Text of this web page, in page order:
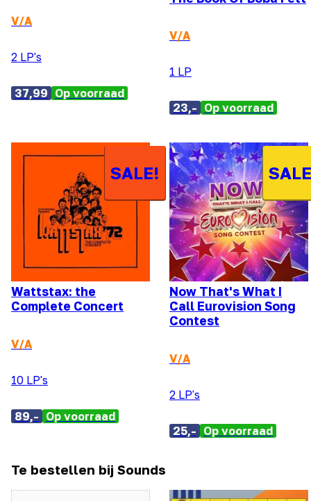
V/A
2 LP's
37,99 Op voorraad
V/A
1 LP
23,- Op voorraad
SALE!
Wattstax: the
Complete Concert
V/A
10 LP's
89,- Op voorraad
Now That's What I
Call Eurovision Song
Contest
V/A
2 LP's
25,- Op voorraad
Te bestellen bij Sounds